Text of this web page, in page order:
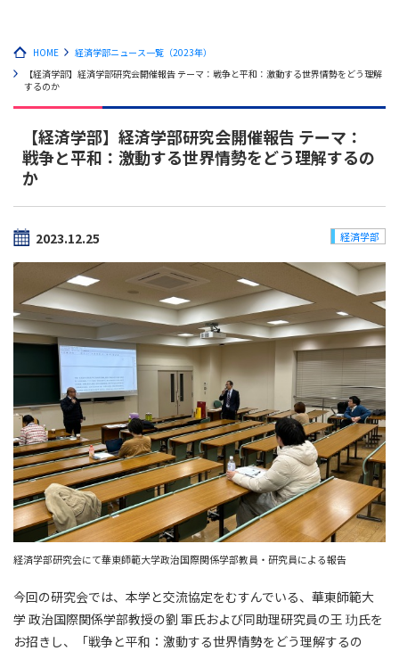
HOME
経済学部ニュース一覧（2023年）
【経済学部】経済学部研究会開催報告 テーマ：戦争と平和：激動する世界情勢をどう理解
するのか
【経済学部】経済学部研究会開催報告 テーマ：
戦争と平和：激動する世界情勢をどう理解するの
か
2023.12.25 経済学部
経済学部研究会にて華東師範大学政治国際関係学部教員・研究員による報告
今回の研究会では、本学と交流協定をむすんでいる、華東師範大
学 政治国際関係学部教授の劉 軍氏および同助理研究員の王 玏氏を
お招きし、「戦争と平和：激動する世界情勢をどう理解するの